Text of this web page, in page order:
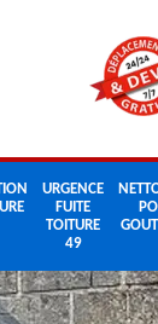
URGENCE
FUITE
TOITURE
49